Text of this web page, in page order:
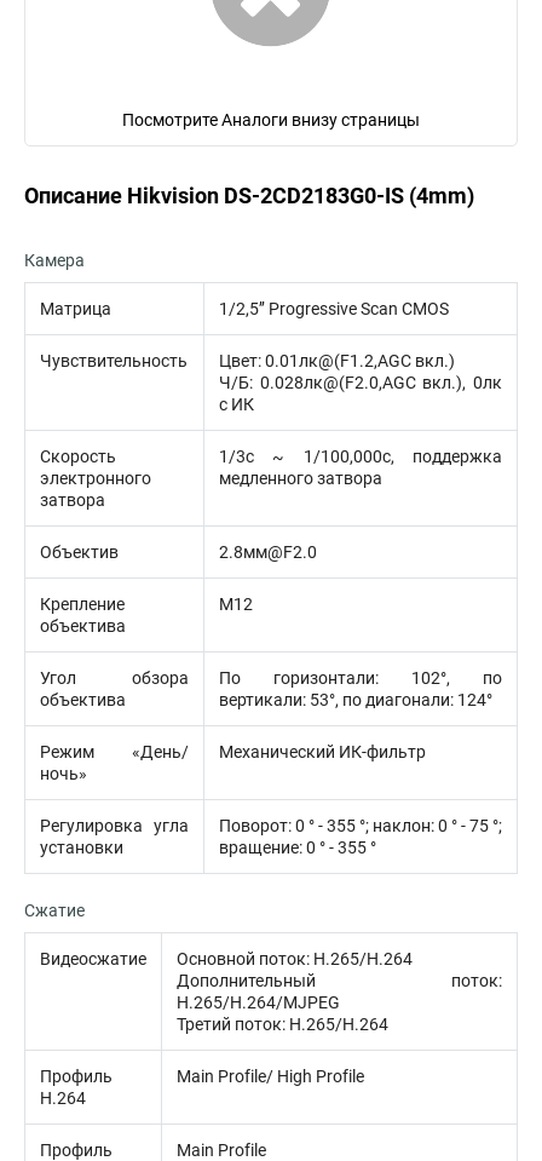
Посмотрите Аналоги внизу страницы
Описание Hikvision DS-2CD2183G0-IS (4mm)
Камера
Матрица 1/2,5’’ Progressive Scan CMOS
Чувствительность
Цвет: 0.01лк@(F1.2,AGC вкл.)
Ч/Б: 0.028лк@(F2.0,AGC вкл.), 0лк
с ИК
Скорость
электронного
затвора
1/3с ~ 1/100,000с, поддержка
медленного затвора
Объектив 2.8мм@F2.0
Крепление
объектива
M12
Угол обзора
объектива
По горизонтали: 102°, по
вертикали: 53°, по диагонали: 124°
Режим «День/
ночь»
Механический ИК-фильтр
Регулировка угла
установки
Поворот: 0 ° - 355 °; наклон: 0 ° - 75 °;
вращение: 0 ° - 355 °
Сжатие
Видеосжатие
Основной поток: H.265/H.264
Дополнительный поток:
H.265/H.264/MJPEG
Третий поток: H.265/H.264
Профиль
H.264
Main Profile/ High Profile
Профиль
Main Profile